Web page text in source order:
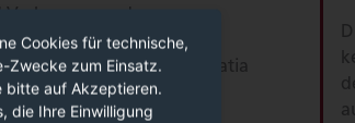
der
um die höchst mögliche
auf die CAD-Systeme Catia
Cookies für technische,
Zwecke zum Einsatz.
bitte auf Akzeptieren.
die Ihre Einwilligung